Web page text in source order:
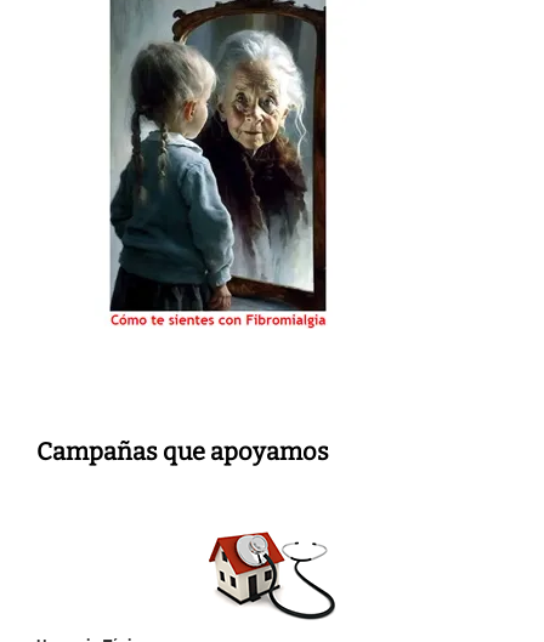
Campañas que apoyamos